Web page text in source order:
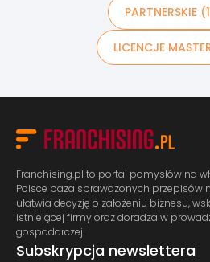
PARTNERSKIE
LICENCJE
Franchising.pl to portal pomysłów na
Polsce baza sprawdzonych przepisów
ułatwia decyzję o założeniu biznesu,
istniejącej firmy oraz doradza w
gospodarczej.
Subskrypcja newslettera